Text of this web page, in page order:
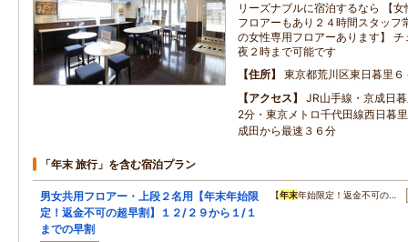
リーズナブルに宿泊するなら 【
フロアーもあり２４時間スタッフ
の女性専用フロアーあります】
夜２時まで可能です
住所
東京都荒川区東日暮里６
アクセス
JR山手線・京成日
2分・東京メトロ千代田線西日暮
成田から最速３６分
「年末 旅行」を含む宿泊プラン
男女共用フロアー・上段２名用【年末年始限
定！返金不可の超早割】１２/２９から１/１
までの早割
【年末年始限定！返金不可の…